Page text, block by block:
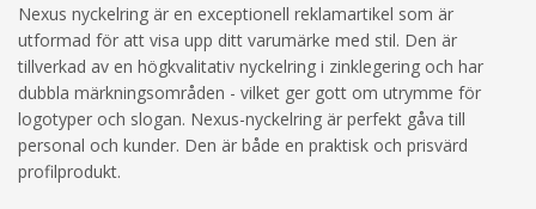
Nexus nyckelring är en exceptionell reklamartikel som är
utformad för att visa upp ditt varumärke med stil. Den är
tillverkad av en högkvalitativ nyckelring i zinklegering och har
dubbla märkningsområden - vilket ger gott om utrymme för
logotyper och slogan. Nexus-nyckelring är perfekt gåva till
personal och kunder. Den är både en praktisk och prisvärd
profilprodukt.